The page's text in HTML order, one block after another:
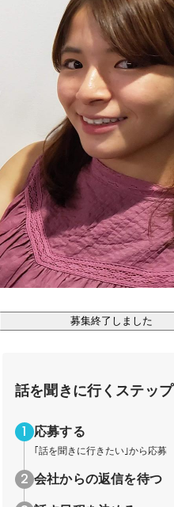
募集終了しました
話を聞きに行くステップ
応募する
｢話を聞きに行きたい｣から応募
会社からの返信を待つ